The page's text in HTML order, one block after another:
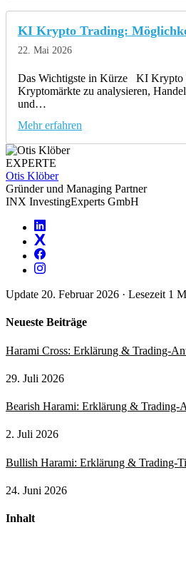
KI Krypto Trading:
22. Mai 2026
Das Wichtigste in Kürze KI Krypto
Kryptomärkte zu analysieren,
und…
Mehr erfahren
EXPERTE
Otis Klöber
Gründer und Managing Partner
INX InvestingExperts GmbH
Update 20. Februar 2026 · Lesezeit 1
Neueste Beiträge
Harami Cross: Erklärung & Trading-
29. Juli 2026
Bearish Harami: Erklärung & Trading-
2. Juli 2026
Bullish Harami: Erklärung & Trading-
24. Juni 2026
Inhalt